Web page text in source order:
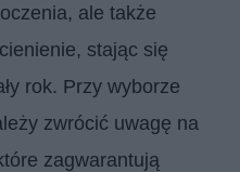
ale także
stając się
rok. Przy wyborze
zwrócić uwagę na
zagwarantują